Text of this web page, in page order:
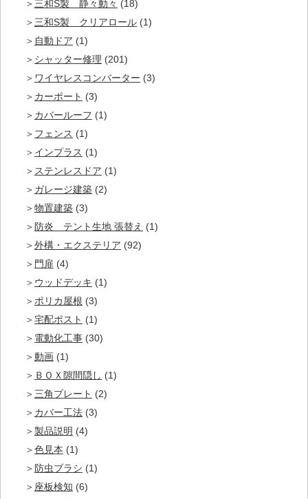
三和S製 静々動々 (18)
三和S製 クリアロール (1)
自動ドア (1)
シャッター修理 (201)
ワイヤレスコンバーター (3)
カーポート (3)
カバールーフ (1)
フェンス (1)
インプラス (1)
ステンレスドア (1)
ガレージ建築 (2)
物置建築 (3)
防炎 テント生地 張替え (1)
外構・エクステリア (92)
門扉 (4)
ウッドデッキ (1)
ポリカ屋根 (3)
宅配ポスト (1)
電動化工事 (30)
動画 (1)
ＢＯＸ隙間隠し (1)
三角プレート (2)
カバー工法 (3)
製品説明 (4)
色見本 (1)
防虫ブラシ (1)
座板検知 (6)